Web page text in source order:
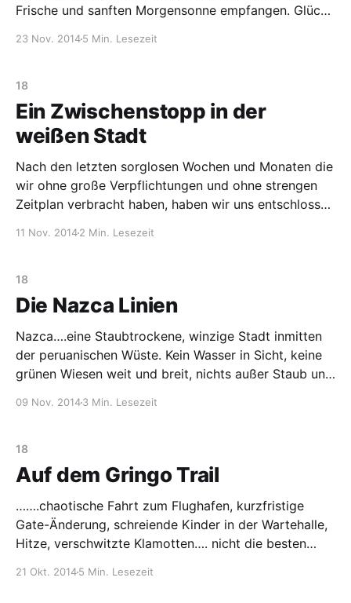
Frische und sanften Morgensonne empfangen. Glück
3400 m Höhe gelegen, mit roten Ziegeldächern,
kleinen verwinkelten Kopfsteinpflasterstraßen und
23 Nov. 20145 Min. Lesezeit
18
Ein Zwischenstopp in der
weißen Stadt
Nach den letzten sorglosen Wochen und Monaten die
wir ohne große Verpflichtungen und ohne strengen
Zeitplan verbracht haben, haben wir uns entschlossen
vermutlich keinen besseren Ort in ganz
11 Nov. 20142 Min. Lesezeit
18
Die Nazca Linien
Nazca….eine Staubtrockene, winzige Stadt inmitten
der peruanischen Wüste. Kein Wasser in Sicht, keine
grünen Wiesen weit und breit, nichts außer Staub und
die
09 Nov. 20143 Min. Lesezeit
18
Auf dem Gringo Trail
…….chaotische Fahrt zum Flughafen, kurzfristige
Gate-Änderung, schreiende Kinder in der Wartehalle,
Hitze, verschwitzte Klamotten…. nicht die besten
21 Okt. 20145 Min. Lesezeit